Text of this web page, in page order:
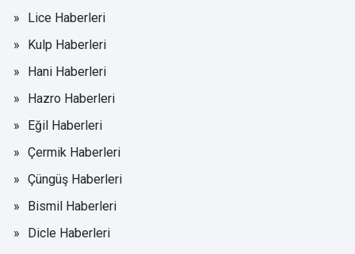
Lice Haberleri
Kulp Haberleri
Hani Haberleri
Hazro Haberleri
Eğil Haberleri
Çermik Haberleri
Çüngüş Haberleri
Bismil Haberleri
Dicle Haberleri